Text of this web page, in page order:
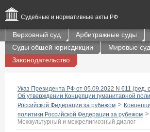
Судебные и нормативные акты РФ
Верховный суд
Арбитражные суды
Суды общей юрисдикции
Мировые
Законодательство
Указ Президента РФ от 05.09.2022 N 611 (ред.
Об утверждении Концепции гуманитарной
Российской Федерации за рубежом >
политики Российской Федерации за рубежом >
Межкультурный и межрелигиозный диалог